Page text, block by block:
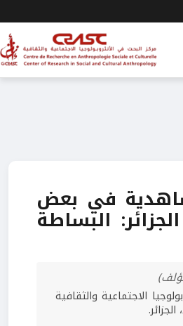
في بعض
البساطة
الاجتماعية والثقافية